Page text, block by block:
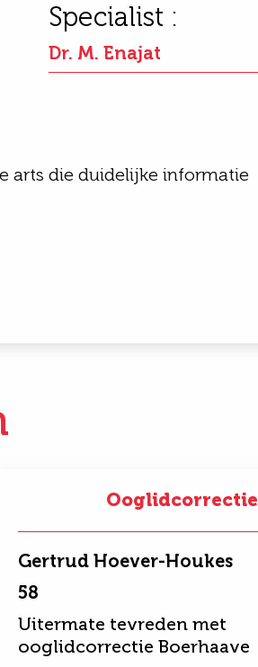
Specialist :
Dr. M. Enajat
arts die duidelijke informatie
Ooglidcorrectie
Gertrud Hoever-Houkes
58
Uitermate tevreden met
ooglidcorrectie Boerhaave